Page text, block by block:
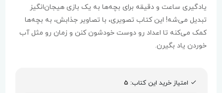
یادگیری ساعت و دقیقه برای بچه‌ها به یک بازی هیجان‌انگیز
تبدیل می‌شه! این کتاب تصویری، با تصاویر جذابش، به بچه‌ها
کمک می‌کنه تا اعداد رو دوست خودشون کنن و زمان رو مثل آب
خوردن یاد بگیرن.
امتیاز خرید این کتاب: 5